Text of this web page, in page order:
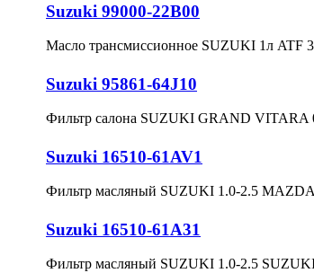
Suzuki 99000-22B00
Масло трансмиссионное SUZUKI 1л ATF
Suzuki 95861-64J10
Фильтр салона SUZUKI GRAND VITARA
Suzuki 16510-61AV1
Фильтр масляный SUZUKI 1.0-2.5
Suzuki 16510-61A31
Фильтр масляный SUZUKI 1.0-2.5